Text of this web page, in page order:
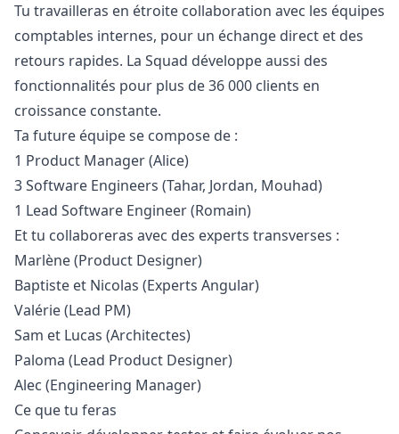
Tu travailleras en étroite collaboration avec les équipes
comptables internes, pour un échange direct et des
retours rapides. La Squad développe aussi des
fonctionnalités pour plus de 36 000 clients en
croissance constante.
Ta future équipe se compose de :
1 Product Manager(Alice)
3 Software Engineers (Tahar, Jordan, Mouhad)
1 Lead Software Engineer (Romain)
Et tu collaboreras avec des experts transverses :
Marlène (Product Designer)
Baptiste et Nicolas (Experts Angular)
Valérie (Lead PM)
Sam et Lucas (Architectes)
Paloma (Lead Product Designer)
Alec (Engineering Manager)
Ce que tu feras